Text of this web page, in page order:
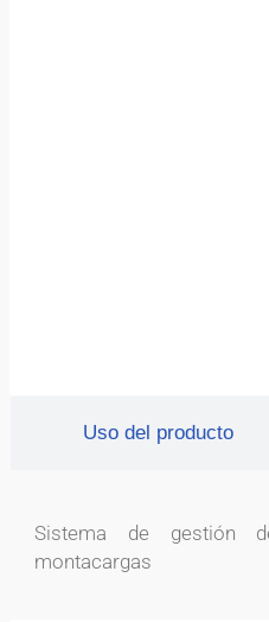
Uso del producto
Sistema de gestión
montacargas